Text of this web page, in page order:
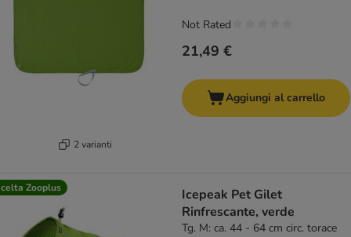
2 varianti
21,49 €
Not Rated
Aggiungi al carrello
Zooplus
Icepeak Pet Gilet
Rinfrescante, verde
Tg. M: ca. 44 - 64 cm circ. torace